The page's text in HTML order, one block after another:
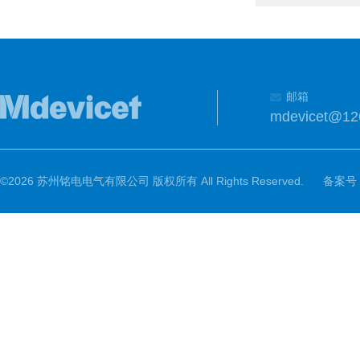
邮箱
©2026 苏州铭电电气有限公司 版权所有 All Rights Reserved. 备案号